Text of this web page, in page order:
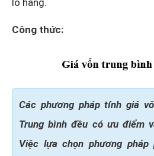
lô hàng.
Công thức:
Các phương pháp tính giá
Trung bình đều có ưu điểm
Việc lựa chọn phương pháp